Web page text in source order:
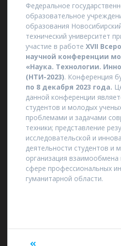
Федеральное
образовательное
образования
технический университет
участие в работе XVII
научной конференции
«Наука. Технологии.
(НТИ-2023). Конференция
по 8 декабря 2023 года.
данной конференции
студентов и молодых
проблемами и задачами
техники; представление
исследовательской и
деятельности студентов и
организация
сфере профессиональных
гуманитарной области.